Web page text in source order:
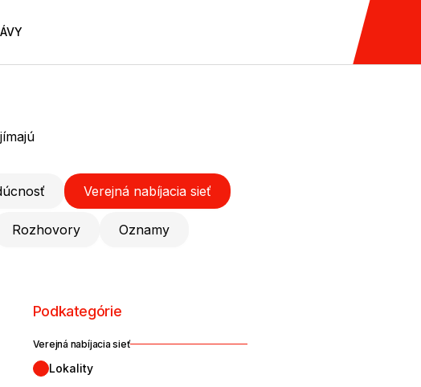
Verejná nabíjacia sieť
Rozhovory Oznamy
Podkategórie
Verejná nabíjacia sieť
Lokality